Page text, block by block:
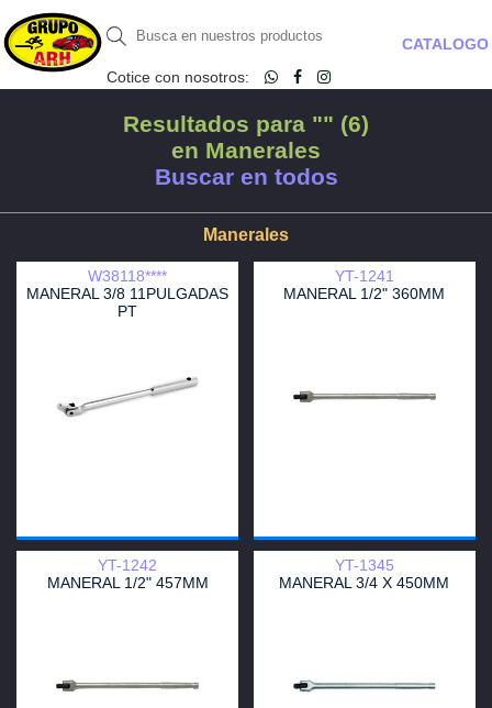
Cotice con nosotros:
CATALOGO
Resultados para "" (6)
en Manerales
Buscar en todos
Manerales
W38118****
MANERAL 3/8 11PULGADAS
PT
YT-1241
MANERAL 1/2" 360MM
YT-1242
MANERAL 1/2" 457MM
YT-1345
MANERAL 3/4 X 450MM